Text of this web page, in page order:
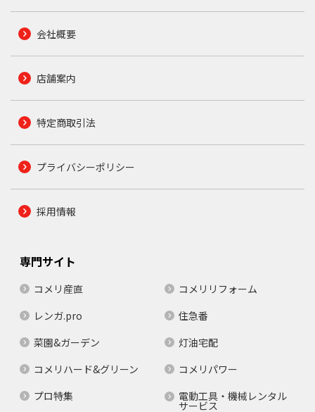
会社概要
店舗案内
特定商取引法
プライバシーポリシー
採用情報
専門サイト
コメリ産直
コメリリフォーム
レンガ.pro
住急番
菜園&ガーデン
灯油宅配
コメリハード&グリーン
コメリパワー
プロ特集
電動工具・機械レンタル
サービス